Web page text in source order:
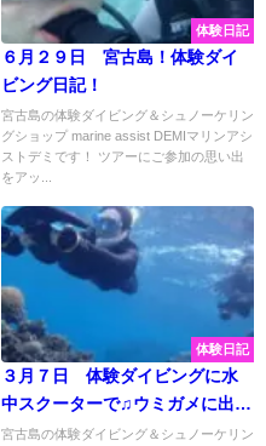
体験日記
６月２９日 宮古島！体験ダイ
ビング日記！
宮古島の体験ダイビング＆シュノーケリン
グショップ marine assist DEMIマリンアシ
ストデミです！ ツアーにご参加の思い出
をアッ...
体験日記
３月７日 体験ダイビングに水
中スクーターで♫ウミガメに出会
えてラッキーデー♡
宮古島の体験ダイビング＆シュノーケリン